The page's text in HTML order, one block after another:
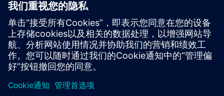
欢迎详谈！